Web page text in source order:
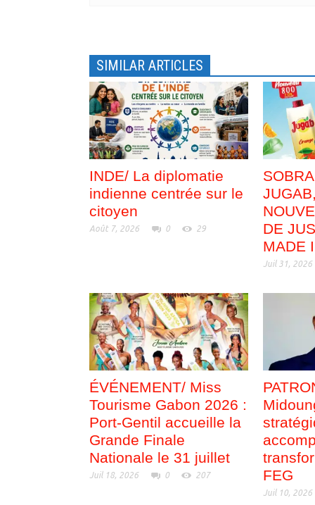
)
SIMILAR ARTICLES
INDE/ La diplomatie
indienne centrée sur le
citoyen
Août 7, 2026 0 29
DE
MADE
Juil 31, 2026
ÉVÉNEMENT/ Miss
Tourisme Gabon 2026 :
Port-Gentil accueille la
Grande Finale
Nationale le 31 juillet
Juil 18, 2026 0 207
FEG
Juil 10, 2026